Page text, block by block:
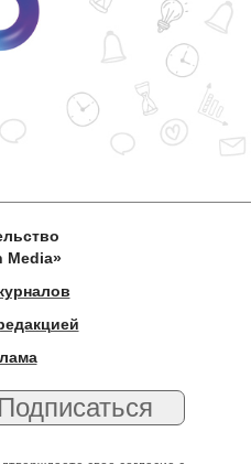
Media»